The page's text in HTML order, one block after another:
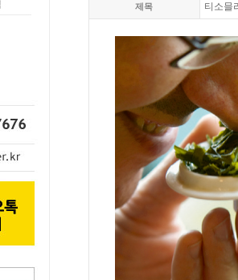
제목 티소믈